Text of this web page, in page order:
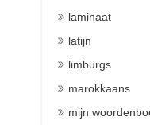
laminaat
latijn
limburgs
marokkaans
mijn